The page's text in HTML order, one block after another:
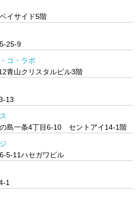
イサイド5階
25-9
コ・ラボ
青山クリスタルビル3階
13
島一条4丁目6-10 セントアイ14-1階
5-11ハセガワビル
1